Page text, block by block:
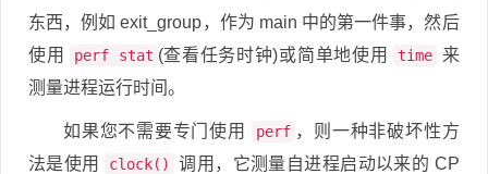
东西，例如 exit_group，作为 main 中的第一件事，然后
使用
perf stat (查看任务时钟)或简单地使用 time
来
测量进程运行时间。
如果您不需要专门使用 perf ，则一种非破坏性方
法是使用
clock()
调用，它测量自进程启动以来的 CP